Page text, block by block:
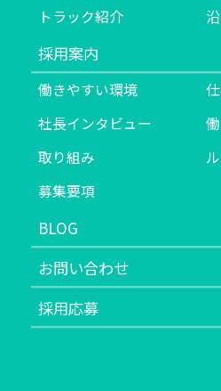
トラック紹介
採用案内
働きやすい環境
社長インタビュー
取り組み
募集要項
BLOG
お問い合わせ
採用応募